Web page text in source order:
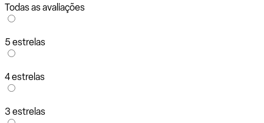
Todas as avaliações
5 estrelas
4 estrelas
3 estrelas